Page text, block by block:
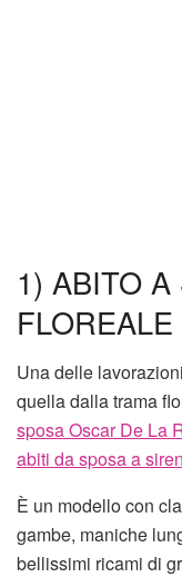
1) ABITO
FLOREALE
Una delle
quella dalla trama
sposa Oscar De La
abiti da sposa a
È un modello con
gambe, maniche
bellissimi ricami di